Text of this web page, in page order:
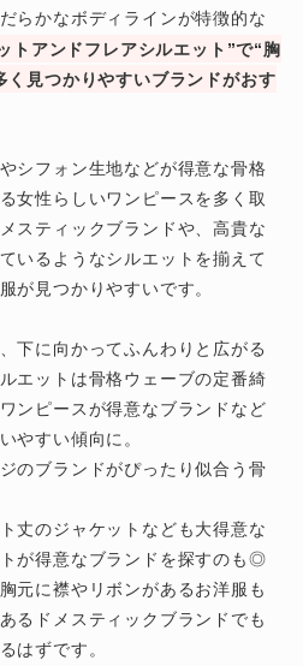
らかなボディラインが特徴的な
トアンドフレアシルエット”で“胸
く見つかりやすいブランドがおす
シフォン生地などが得意な骨格
女性らしいワンピースを多く取
スティックブランドや、高貴な
いるようなシルエットを揃えて
が見つかりやすいです。
下に向かってふんわりと広がる
エットは骨格ウェーブの定番綺
ンピースが得意なブランドなど
やすい傾向に。
のブランドがぴったり似合う骨
丈のジャケットなども大得意な
が得意なブランドを探すのも◎
元に襟やリボンがあるお洋服も
るドメスティックブランドでも
はずです。